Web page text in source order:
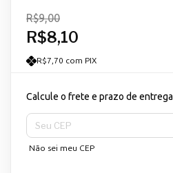
R$8,10
R$9,00
R$7,70 com PIX
Calcule o frete e prazo de entrega
Entregas para o CEP:
Não sei meu CEP